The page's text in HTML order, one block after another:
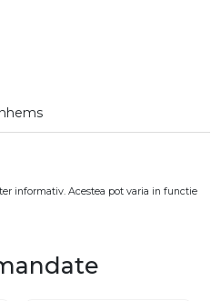
informativ. Acestea pot varia in functie